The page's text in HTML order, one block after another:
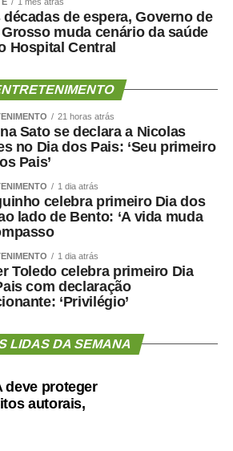
da Meta entre abril e junho,
inteligência artificial e 72%
a imagem do governo e de
oficiais sobre o programa estão
do Ministério da Fazenda.
Messenger
LinkedIn
Share
de espera, Governo de
muda cenário da saúde
Hospital Central
21 horas atrás
Sato se declara a Nicolas
no Dia dos Pais: ‘Seu primeiro
Pais’
1 dia atrás
celebra primeiro Dia dos
lado de Bento: ‘A vida muda
1 dia atrás
Toledo celebra primeiro Dia
com declaração
‘Privilégio’
LIDAS DA SEMANA
deve proteger
autorais,